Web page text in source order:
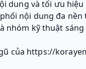
dung và tối ưu
nội dung đa nền
nhóm kỹ thuật sáng
của https://